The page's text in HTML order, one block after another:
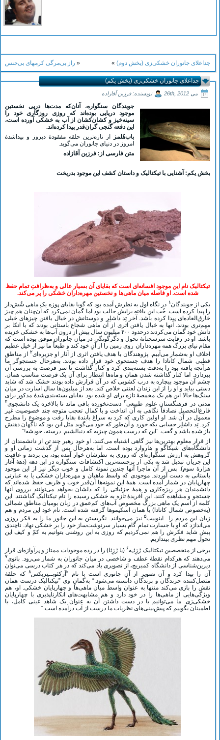
« راز بی‌مرگی کرمهای بی‌جنس جداعلای جانوران خشکی‌زی (بخش دوم) »
جداعلای جانوران خشکی‌زی (بخش یکم)
می 26th, 2012 نویسنده: فرزین آقازاده
جویندگان سنگواره، آنان‌که مدت‌ها درپی نخستین
موجود دریایی بوده‌اند که روزی روزگاری خود را
سینه‌خیز و کشان‌کشان از آب به خشکی آورده است،
این دفعه گنجی گران‌قدر پیدا کرده‌اند.
باب‌هُلمز
از تازه‌ترین حلقه مفقودۀ دیروز و پیداشدۀ
امروز در دنیای جانوران می‌گوید.
متن فارسی از: فرزین آقازاده
بخش یکم: آشنایی با تیکتالیک و داستان کشف این موجود بدریخت
تیکتالیک نام این موجود افسانه‌ای است که بقایای آن بسیار عالی و به‌ظرافتِ تمام حفظ
شده است. او فاصله میان ماهی‌ها و نخستین مهره‌داران خشکی را پر می‌کند.
یکی از جویندگان۱ در نگاه اول به نظرش آمده بود که گویا بقایای پوزه یک ماهی شُش‌دار
را پیدا کرده است. خُب این یافته برایش جالب بود اما گمان نمی‌کرد که آن‌چنان هم چیز
خارق‌العاده‌ای پیدا کرده باشد. آخر تِد داشلِر و دوستانش در خیال یافتن چیزهای خیلی
مهم‌تری بودند. آنها به خیال یافتن اثری از آن ماهی شجاع باستانی بودند که با اتکا بر
دانش خود گمان می‌کردند درحدود ۴۰۰ میلیون سال پیش از درون آب‌ها به خشکی خزیده
باشد. او در رقابت سرسختانۀ تحول و دگرگونگی در میان جانوران موفق بوده است که
مقام نیای بزرگ همه مهره‌داران روی زمین را از آنِ خود کند و طبعاً ما نیز از خیل عظیم
اخلاف او به‌شمار می‌آییم. پژوهندگان با هدف یافتن اثری از آثار او جزیره‌ای۲
از مناطق
قطبی شمال کانادا را هدف جستجوی خود قرار داده بودند. به‌هرحال جستجوگر ما
هرآنچه یافته بود را به‌دقت بسته‌بندی کرد و کنار گذاشت تا سر فرصت به بررسی آن
بپردازد. اما کنار گذاشته شدن همان و ماه‌ها انتظار برای آن یک فرصت مناسب همان.
چشم آن موجود بیچاره به درب کشویی که در آن قرارش داده بودند خشک شد که شاید
دستی بیاید و او را از این زندان لعنتی خلاص کند. بعد از میلیون‌ها سال اسارت در میان
سنگ‌ها حالا این هم یک مخمصۀ تازه برای او شده بود. بقایای بسته‌بندی‌شدۀ مذکور برای
مدتی در فرهنگستان علوم طبیعی۳ دست‌نخورده باقی ماند تا بالاخره یک دانشجوی۴
‌فارغ‌التحصیل تصادفاً نگاهی به آن انداخت و با کمال تعجب متوجه چند خصوصیت غیر
معمول در آن شد. او اولین کاری که کرد به سراغ یابندۀ بقایا رفت و موضوع را مطرح
کرد. تِد داشلِر حسابی یکه خورد و آن‌طور که خود می‌گوید مثل این بود که ناگهان ذهنش
باز شده باشد و گفت: ”این که درست همون چیزیه که دنبالشیم. درسته، خودشه!“
از قرار معلوم بهترین‌ها نیز گاهی اشتباه می‌کنند. او خود رهبر چند تن از دانشمندان از
دانشگاه‌های شیکاگو و هاروارد بوده است. اما به‌هرحال پس از گذشت زمانی او و
گروهش به ارزش سنگواره‌ای که روزی به نظرشان خوار آمده بود، پی بردند و عاقبت
این جریان تبدیل شد به یکی از برجسته‌ترین اکتشافات سنگواره‌ در این دهه (دهۀ آغاز
هزارۀ سوم). پس از آن ماجرا آنها چندین نمونۀ کامل و خوب دیگر نیز از این موجود
باستانی به دست آوردند. موجودی که واسط ماهیان و مهره‌داران خشکی یا به عبارتی
چهارپایان در شمار آمده است. همۀ این نمونه‌ها آن‌قدر خوب و ظریف حفظ شده‌اند که
دانشمندان هر ریزه‌کاری و همۀ جزئیاتی را که دلشان بخواهد می‌توانند برروی آنها
جستجو و مشاهده کنند. این آفریدۀ تازه به خشکی رسیده را نام تیکتالیک گذاشتند. این
کلمه از اسم یک ماهی بزرگ مخصوص آب‌های کم‌عمق در زبان بومیان مناطق شمالی
(به‌خصوص شمال کانادا) یا همان اسکیموها گرفته شده است. نام خود این مردم و هم
زبان این مردم را اینوییت۵نیز می‌خوانند. نگریستن به این جانور ما را به فکر روزی
می‌اندازد که او با جسارت تمام گام بسیار سرنوشت‌ساز خود را بر خشکی نهاد. تاچندی
پیش شاید فکرش را هم نمی‌کردیم که روزی به این روشنی بتوانیم به کمّ و کیف این
تحول مهم نظری بیندازیم.
برخی از متخصصین تیکتالیک رُزِئـِه۶ (یا رُزِئا) را در رده موجودات ممتاز و پرآوازه‌ای قرار
می‌دهند که هرکدام نقطۀ عطف و شاخصی در میان جانوران به شمار می‌رود. بانوی۷
دیرین‌شناسی از دانشگاه کمبریج، از تصویری یاد می‌کند که در هر کتاب درسی می‌توان
آن را پیدا کرد و آن تصویر از آنِ جانوری است با نام ”آرکئوپــتِریکس۸که حلقۀ
متصل‌کننده خزندگان و پرندگان دانسته می‌شود.“ به‌گمانِ وی ”تیکتالیک درست همان
نقش را بازی می‌کند منتها به عنوان واسط میان ماهی‌ها و چهارپایان خشکی. او، هم
ویژگی‌هایی از ماهی‌ها را در خود دارد و هم مشابهت‌های انکار‌ناپذیری با چهارپایان
خشکی‌زی. ما می‌توانیم با در دست داشتن آن به عنوان یک شاهد عینی کامل، با
اطمینان بگوییم که پیش‌بینی‌های نظریات ما درست از آب درآمده است.“